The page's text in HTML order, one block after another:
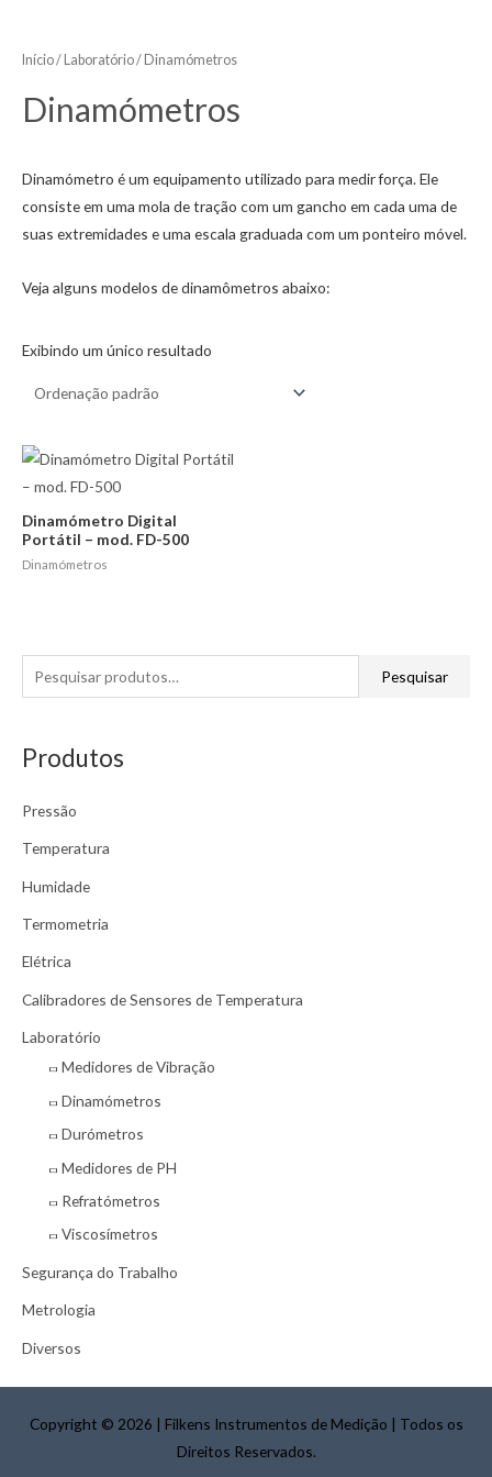
e
q
i
s
p
o
r
Pesquisar
Produtos
Pressão
Temperatura
Humidade
Termometria
Elétrica
Calibradores de Sensores de Temperatura
Laboratório
Medidores de Vibração
Dinamómetros
Durómetros
Medidores de PH
Refratómetros
Viscosímetros
Segurança do Trabalho
Metrologia
Diversos
Início/Laboratório/ Dinamómetros
Dinamómetros
Dinamómetro é um equipamento utilizado para medir força. Ele
consiste em uma mola de tração com um gancho em cada uma de
suas extremidades e uma escala graduada com um ponteiro móvel.
Veja alguns modelos de dinamômetros abaixo:
Exibindo um único resultado
Dinamómetro Digital
Portátil – mod. FD-500
Dinamómetros
Copyright © 2026 | Filkens Instrumentos de Medição | Todos os
Direitos Reservados.